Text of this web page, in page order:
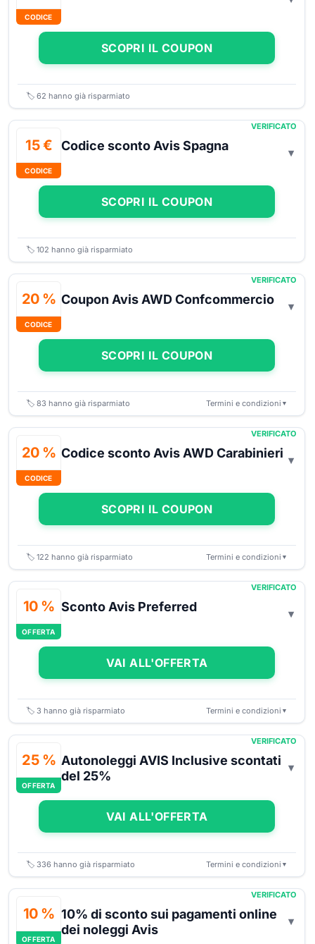
CODICE
SCOPRI IL COUPON
🏷️ 62 hanno già risparmiato
15 €
CODICE
VERIFICATO
Codice sconto Avis Spagna
SCOPRI IL COUPON
🏷️ 102 hanno già risparmiato
20 %
CODICE
VERIFICATO
Coupon Avis AWD Confcommercio
SCOPRI IL COUPON
🏷️ 83 hanno già risparmiato Termini e condizioni ▼
20 %
CODICE
VERIFICATO
Codice sconto Avis AWD Carabinieri
SCOPRI IL COUPON
🏷️ 122 hanno già risparmiato Termini e condizioni ▼
10 %
OFFERTA
VERIFICATO
Sconto Avis Preferred
VAI ALL'OFFERTA
🏷️ 3 hanno già risparmiato Termini e condizioni ▼
25 %
OFFERTA
VERIFICATO
Autonoleggi AVIS Inclusive scontati
del 25%
VAI ALL'OFFERTA
🏷️ 336 hanno già risparmiato Termini e condizioni ▼
10 %
OFFERTA
VERIFICATO
10% di sconto sui pagamenti online
dei noleggi Avis